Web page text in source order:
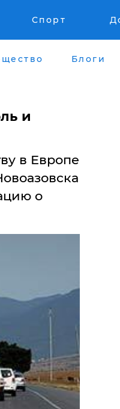
Спорт
Блоги
и
в Европе
о